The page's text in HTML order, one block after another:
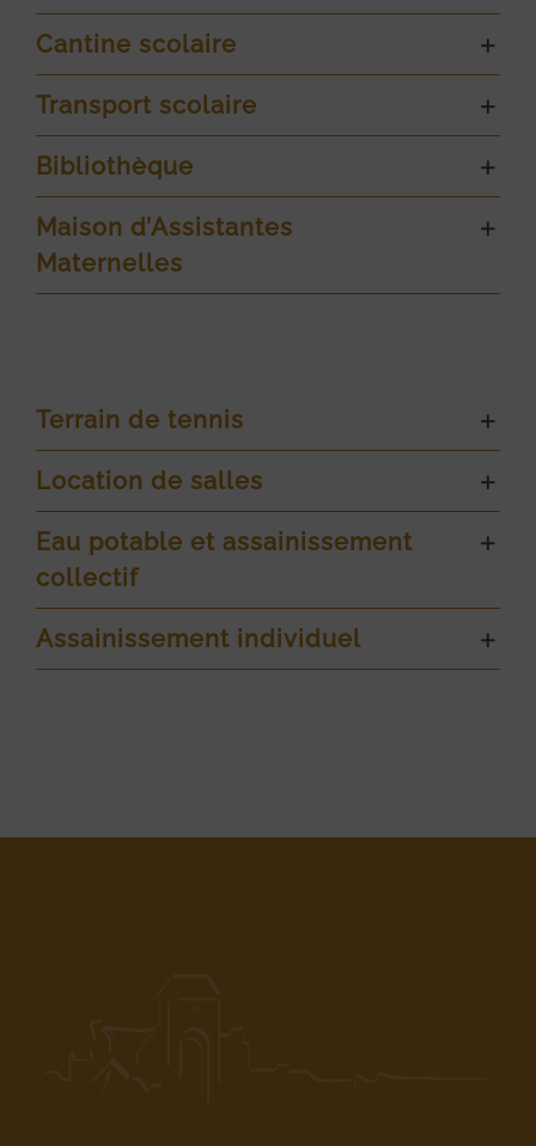
Cantine scolaire
Transport scolaire
Bibliothèque
Maison d’Assistantes
Maternelles
Terrain de tennis
Location de salles
Eau potable et assainissement
collectif
Assainissement individuel